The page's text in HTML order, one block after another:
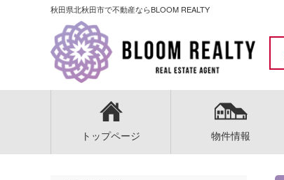
秋田県北秋田市で不動産ならBLOOM REALTY
トップページ 物件情報